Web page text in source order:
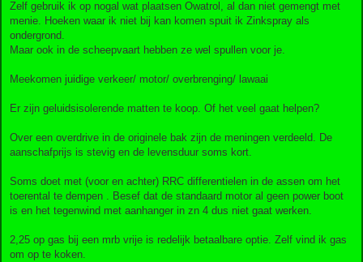
Zelf gebruik ik op nogal wat plaatsen Owatrol, al dan niet gemengt met
menie. Hoeken waar ik niet bij kan komen spuit ik Zinkspray als
ondergrond.
Maar ook in de scheepvaart hebben ze wel spullen voor je.
Meekomen juidige verkeer/ motor/ overbrenging/ lawaai
Er zijn geluidsisolerende matten te koop. Of het veel gaat helpen?
Over een overdrive in de originele bak zijn de meningen verdeeld. De
aanschafprijs is stevig en de levensduur soms kort.
Soms doet met (voor en achter) RRC differentielen in de assen om het
toerental te dempen . Besef dat de standaard motor al geen power boot
is en het tegenwind met aanhanger in zn 4 dus niet gaat werken.
2,25 op gas bij een mrb vrije is redelijk betaalbare optie. Zelf vind ik gas
om op te koken.